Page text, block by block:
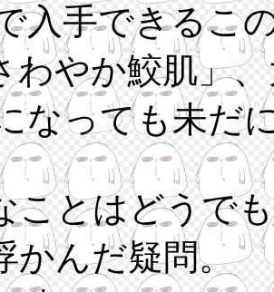
入手できるこ
わやか鮫肌」
なっても未だ
ことはどうで
かんだ疑問。